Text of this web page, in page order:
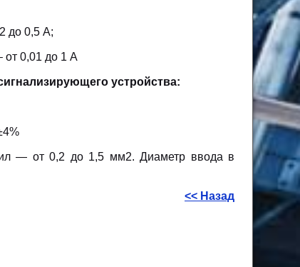
до 0,5 А;
от 0,01 до 1 А
устройства:
— от 0,2 до 1,5 мм2. Диаметр ввода в
<< Назад